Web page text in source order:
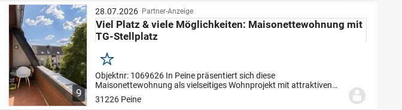
9
28.07.2026 Partner-Anzeige
Viel Platz & viele Möglichkeiten: Maisonettewohnung mit
TG-Stellplatz
Merken
Objektnr: 1069626 In Peine präsentiert sich diese
Maisonettewohnung als vielseitiges Wohnprojekt mit attraktiven
Perspektiven für Eigennutzer und Kapitalanleger. Die Wohnung
befindet sich im 2....
31226 Peine